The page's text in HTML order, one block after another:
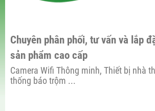
Chuyên phân phối, tư vấn và lắp
sản phẩm cao cấp
Camera Wifi Thông minh, Thiết bị nhà
thống báo trộm ...